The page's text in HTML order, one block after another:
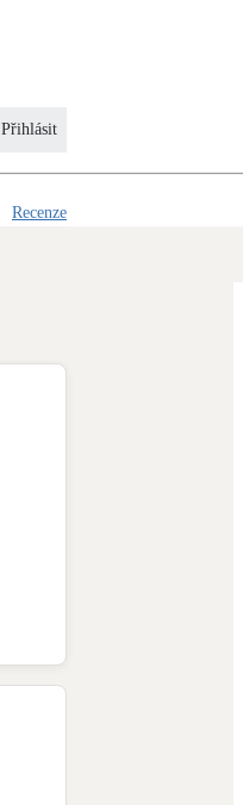
Přihlásit
Recenze